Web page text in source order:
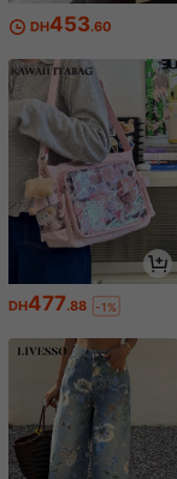
DH453.60
DH477.88 -1%